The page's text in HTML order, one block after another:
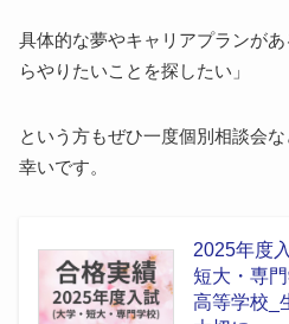
学力と語学力の要件
出願方法と必要書類
具体的な夢やキャリアプランが
らやりたいことを探したい」
という方もぜひ一度個別相談会
幸いです。
2025年度
短大・専
高等学校_